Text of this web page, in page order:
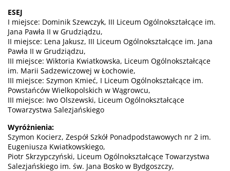
ESEJ
I miejsce: Dominik Szewczyk, III Liceum Ogólnokształcące im.
Jana Pawła II w Grudziądzu,
II miejsce: Lena Jakusz, III Liceum Ogólnokształcące im. Jana
Pawła II w Grudziądzu,
III miejsce: Wiktoria Kwiatkowska, Liceum Ogólnokształcące
im. Marii Sadzewiczowej w Łochowie,
III miejsce: Szymon Kmieć, I Liceum Ogólnokształcące im.
Powstańców Wielkopolskich w Wągrowcu,
III miejsce: Iwo Olszewski, Liceum Ogólnokształcące
Towarzystwa Salezjańskiego
Wyróżnienia:
Szymon Kocierz, Zespół Szkół Ponadpodstawowych nr 2 im.
Eugeniusza Kwiatkowskiego,
Piotr Skrzypczyński, Liceum Ogólnokształcące Towarzystwa
Salezjańskiego im. św. Jana Bosko w Bydgoszczy,